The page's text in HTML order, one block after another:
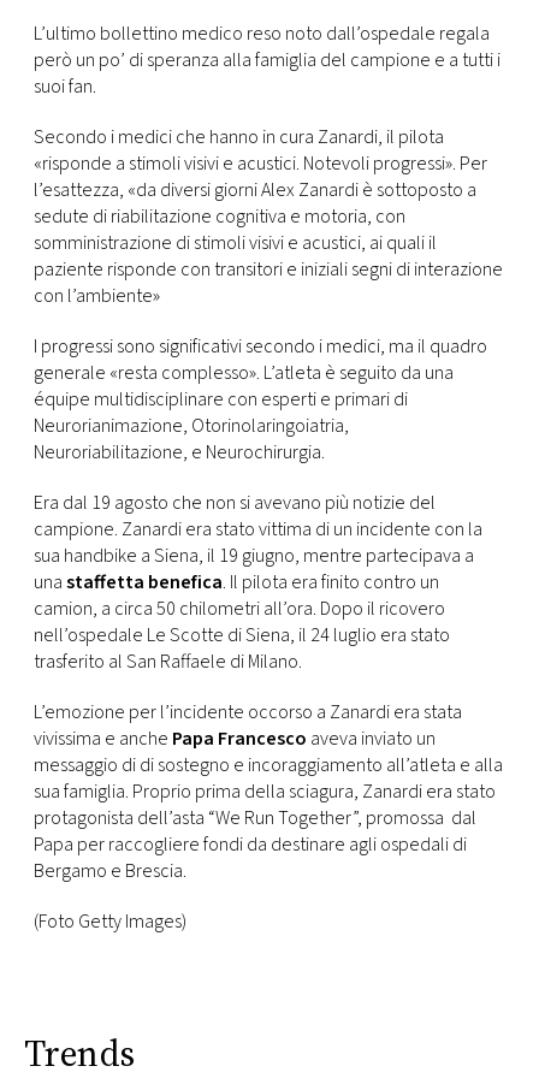
L’ultimo bollettino medico reso noto dall’ospedale regala
però un po’ di speranza alla famiglia del campione e a tutti i
suoi fan.
Secondo i medici che hanno in cura Zanardi, il pilota
«risponde a stimoli visivi e acustici. Notevoli progressi». Per
l’esattezza, «da diversi giorni Alex Zanardi è sottoposto a
sedute di riabilitazione cognitiva e motoria, con
somministrazione di stimoli visivi e acustici, ai quali il
paziente risponde con transitori e iniziali segni di interazione
con l’ambiente»
I progressi sono significativi secondo i medici, ma il quadro
generale «resta complesso». L’atleta è seguito da una
équipe multidisciplinare con esperti e primari di
Neurorianimazione, Otorinolaringoiatria,
Neuroriabilitazione, e Neurochirurgia.
Era dal 19 agosto che non si avevano più notizie del
campione. Zanardi era stato vittima di un incidente con la
sua handbike a Siena, il 19 giugno, mentre partecipava a
unastaffetta benefica. Il pilota era finito contro un
camion, a circa 50 chilometri all’ora. Dopo il ricovero
nell’ospedale Le Scotte di Siena, il 24 luglio era stato
trasferito al San Raffaele di Milano.
L’emozione per l’incidente occorso a Zanardi era stata
vivissima e anche Papa Francesco aveva inviato un
messaggio di di sostegno e incoraggiamento all’atleta e alla
sua famiglia. Proprio prima della sciagura, Zanardi era stato
protagonista dell’asta “We Run Together”, promossa dal
Papa per raccogliere fondi da destinare agli ospedali di
Bergamo e Brescia.
(Foto Getty Images)
Trends